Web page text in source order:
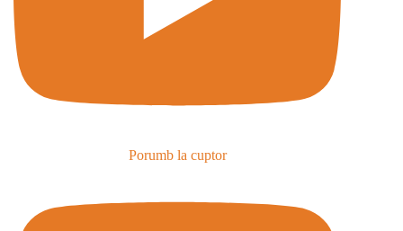
Porumb la cuptor